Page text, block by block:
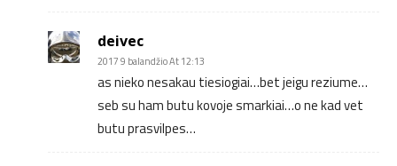
deivec
2017 9 balandžio At 12:13
as nieko nesakau tiesiogiai…bet jeigu reziume…
seb su ham butu kovoje smarkiai…o ne kad vet
butu prasvilpes…